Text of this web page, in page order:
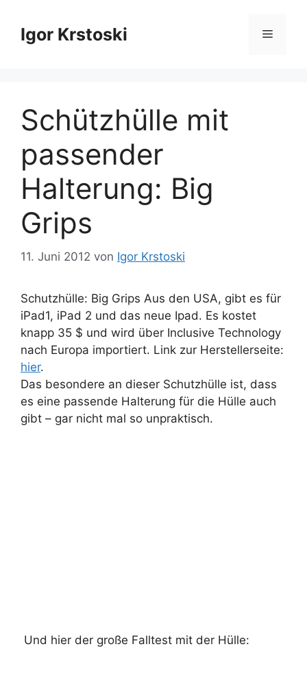
Inhalt
springenIgor Krstoski Menü
Schützhülle mit
passender
Halterung: Big
Grips
11. Juni 2012 von Igor Krstoski
Schutzhülle: Big Grips Aus den USA, gibt es für
iPad1, iPad 2 und das neue Ipad. Es kostet
knapp 35 $ und wird über Inclusive Technology
nach Europa importiert. Link zur Herstellerseite:
hier.
Das besondere an dieser Schutzhülle ist, dass
es eine passende Halterung für die Hülle auch
gibt – gar nicht mal so unpraktisch.
Und hier der große Falltest mit der Hülle: